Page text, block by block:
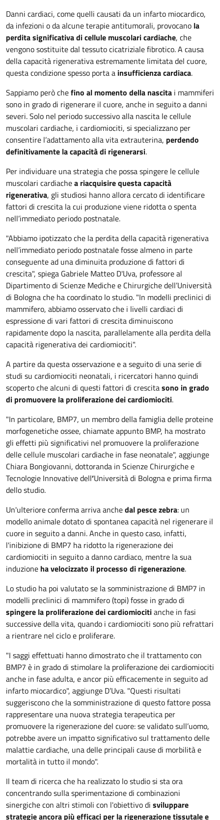
Danni cardiaci, come quelli causati da un infarto miocardico,
da infezioni o da alcune terapie antitumorali, provocano la
perdita significativa di cellule muscolari cardiache, che
vengono sostituite dal tessuto cicatriziale fibrotico. A causa
della capacità rigenerativa estremamente limitata del cuore,
questa condizione spesso porta a insufficienza cardiaca.
Sappiamo però chefino al momento della nascita i mammiferi
sono in grado di rigenerare il cuore, anche in seguito a danni
severi. Solo nel periodo successivo alla nascita le cellule
muscolari cardiache, i cardiomiociti, si specializzano per
consentire l’adattamento alla vita extrauterina, perdendo
definitivamente la capacità di rigenerarsi.
Per individuare una strategia che possa spingere le cellule
muscolari cardiachea riacquisire questa capacità
rigenerativa, gli studiosi hanno allora cercato di identificare
fattori di crescita la cui produzione viene ridotta o spenta
nell’immediato periodo postnatale.
"Abbiamo ipotizzato che la perdita della capacità rigenerativa
nell’immediato periodo postnatale fosse almeno in parte
conseguente ad una diminuita produzione di fattori di
crescita", spiega Gabriele Matteo D'Uva, professore al
Dipartimento di Scienze Mediche e Chirurgiche dell’Università
di Bologna che ha coordinato lo studio. "In modelli preclinici di
mammifero, abbiamo osservato che i livelli cardiaci di
espressione di vari fattori di crescita diminuiscono
rapidamente dopo la nascita, parallelamente alla perdita della
capacità rigenerativa dei cardiomiociti".
A partire da questa osservazione e a seguito di una serie di
studi su cardiomiociti neonatali, i ricercatori hanno quindi
scoperto che alcuni di questi fattori di crescitasono in grado
di promuovere la proliferazione dei cardiomiociti.
"In particolare, BMP7, un membro della famiglia delle proteine
morfogenetiche ossee, chiamate appunto BMP, ha mostrato
gli effetti più significativi nel promuovere la proliferazione
delle cellule muscolari cardiache in fase neonatale", aggiunge
Chiara Bongiovanni, dottoranda in Scienze Chirurgiche e
Tecnologie Innovative dell’Università di Bologna e prima firma
dello studio.
Un'ulteriore conferma arriva anchedal pesce zebra: un
modello animale dotato di spontanea capacità nel rigenerare il
cuore in seguito a danni. Anche in questo caso, infatti,
l'inibizione di BMP7 ha ridotto la rigenerazione dei
cardiomiociti in seguito a danno cardiaco, mentre la sua
induzione ha velocizzato il processo di rigenerazione.
Lo studio ha poi valutato se la somministrazione di BMP7 in
modelli preclinici di mammifero (topi) fosse in grado di
spingere la proliferazione dei cardiomiocitianche in fasi
successive della vita, quando i cardiomiociti sono più refrattari
a rientrare nel ciclo e proliferare.
"I saggi effettuati hanno dimostrato che il trattamento con
BMP7 è in grado di stimolare la proliferazione dei cardiomiociti
anche in fase adulta, e ancor più efficacemente in seguito ad
infarto miocardico", aggiunge D’Uva. "Questi risultati
suggeriscono che la somministrazione di questo fattore possa
rappresentare una nuova strategia terapeutica per
promuovere la rigenerazione del cuore: se validato sull’uomo,
potrebbe avere un impatto significativo sul trattamento delle
malattie cardiache, una delle principali cause di morbilità e
mortalità in tutto il mondo".
Il team di ricerca che ha realizzato lo studio si sta ora
concentrando sulla sperimentazione di combinazioni
sinergiche con altri stimoli con l'obiettivo di sviluppare
strategie ancora più efficaci per la rigenerazione tissutale e